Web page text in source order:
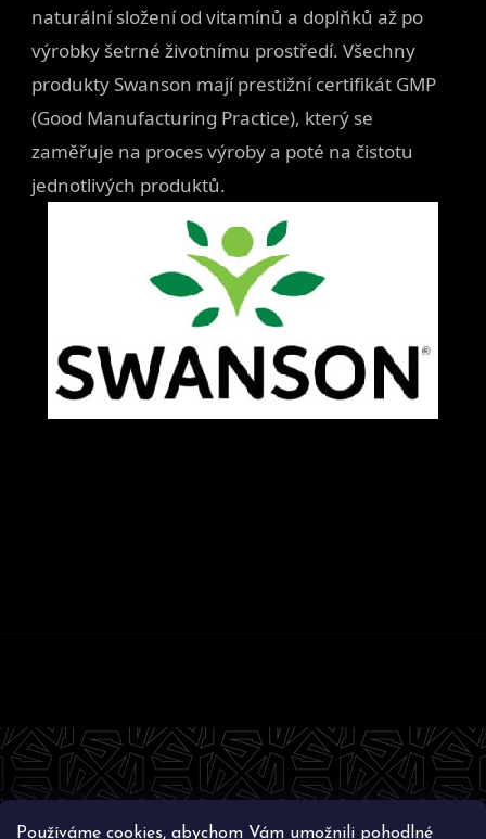
Používáme cookies, abychom Vám umožnili pohodlné
naturální složení od vitamínů a doplňků až po
výrobky šetrné životnímu prostředí. Všechny
produkty Swanson mají prestižní certifikát GMP
(Good Manufacturing Practice), který se
zaměřuje na proces výroby a poté na čistotu
jednotlivých produktů.
p
a
t